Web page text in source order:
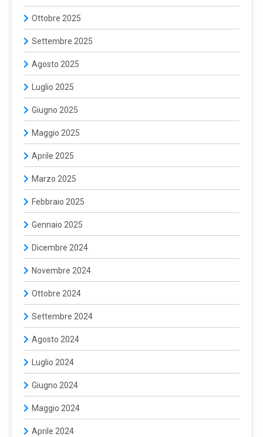
Ottobre 2025
Settembre 2025
Agosto 2025
Luglio 2025
Giugno 2025
Maggio 2025
Aprile 2025
Marzo 2025
Febbraio 2025
Gennaio 2025
Dicembre 2024
Novembre 2024
Ottobre 2024
Settembre 2024
Agosto 2024
Luglio 2024
Giugno 2024
Maggio 2024
Aprile 2024